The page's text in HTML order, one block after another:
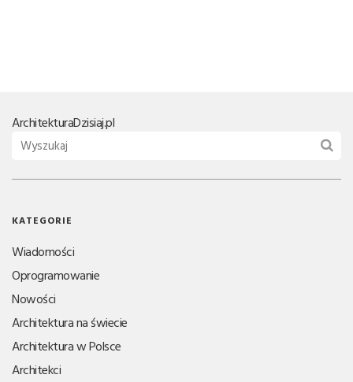
ArchitekturaDzisiaj.pl
KATEGORIE
Wiadomości
Oprogramowanie
Nowości
Architektura na świecie
Architektura w Polsce
Architekci